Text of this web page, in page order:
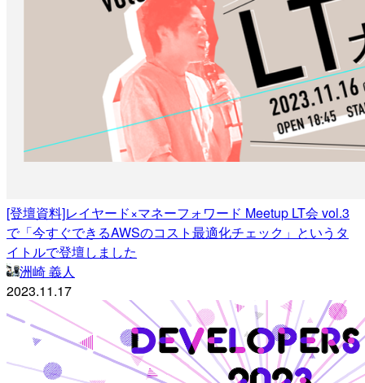
[登壇資料]レイヤード×マネーフォワード Meetup LT会 vol.3
で「今すぐできるAWSのコスト最適化チェック」というタ
イトルで登壇しました
洲崎 義人
2023.11.17